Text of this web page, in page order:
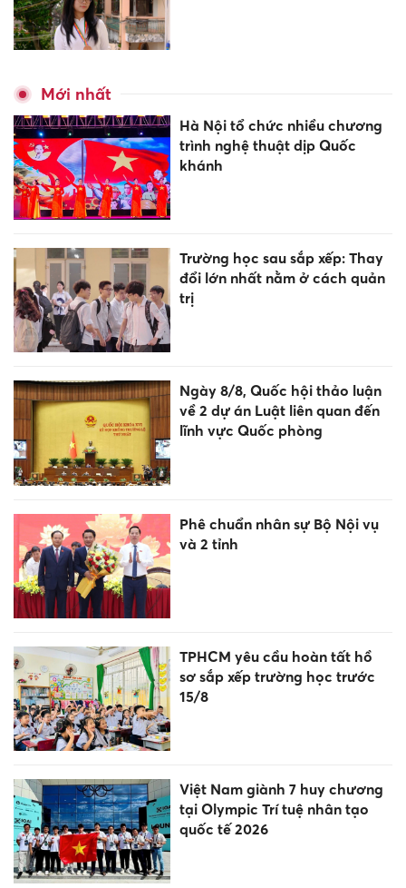
Mới nhất
Hà Nội tổ chức nhiều chương
trình nghệ thuật dịp Quốc
khánh
Trường học sau sắp xếp: Thay
đổi lớn nhất nằm ở cách quản
trị
Ngày 8/8, Quốc hội thảo luận
về 2 dự án Luật liên quan đến
lĩnh vực Quốc phòng
Phê chuẩn nhân sự Bộ Nội vụ
và 2 tỉnh
TPHCM yêu cầu hoàn tất hồ
sơ sắp xếp trường học trước
15/8
Việt Nam giành 7 huy chương
tại Olympic Trí tuệ nhân tạo
quốc tế 2026